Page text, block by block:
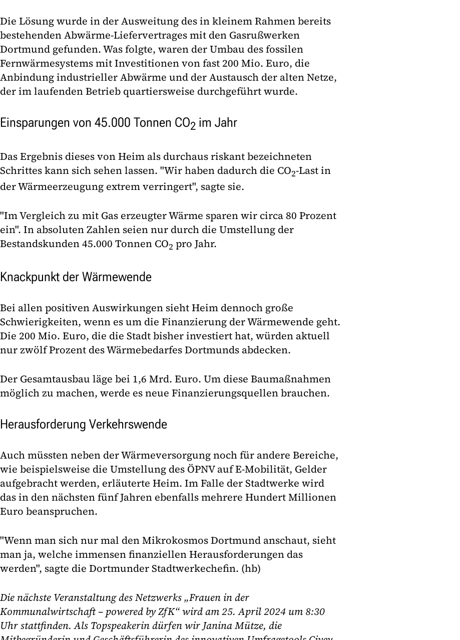
Die Lösung wurde in der Ausweitung des in kleinem Rahmen bereits
bestehenden Abwärme-Liefervertrages mit den Gasrußwerken
Dortmund gefunden. Was folgte, waren der Umbau des fossilen
Fernwärmesystems mit Investitionen von fast 200 Mio. Euro, die
Anbindung industrieller Abwärme und der Austausch der alten Netze,
der im laufenden Betrieb quartiersweise durchgeführt wurde.
Einsparungen von 45.000 Tonnen CO2 im Jahr
Das Ergebnis dieses von Heim als durchaus riskant bezeichneten
Schrittes kann sich sehen lassen. "Wir haben dadurch die CO2-Last in
der Wärmeerzeugung extrem verringert", sagte sie.
"Im Vergleich zu mit Gas erzeugter Wärme sparen wir circa 80 Prozent
ein". In absoluten Zahlen seien nur durch die Umstellung der
Bestandskunden 45.000 Tonnen CO2 pro Jahr.
Knackpunkt der Wärmewende
Bei allen positiven Auswirkungen sieht Heim dennoch große
Schwierigkeiten, wenn es um die Finanzierung der Wärmewende geht.
Die 200 Mio. Euro, die die Stadt bisher investiert hat, würden aktuell
nur zwölf Prozent des Wärmebedarfes Dortmunds abdecken.
Der Gesamtausbau läge bei 1,6 Mrd. Euro. Um diese Baumaßnahmen
möglich zu machen, werde es neue Finanzierungsquellen brauchen.
Herausforderung Verkehrswende
Auch müssten neben der Wärmeversorgung noch für andere Bereiche,
wie beispielsweise die Umstellung des ÖPNV auf E-Mobilität, Gelder
aufgebracht werden, erläuterte Heim. Im Falle der Stadtwerke wird
das in den nächsten fünf Jahren ebenfalls mehrere Hundert Millionen
Euro beanspruchen.
"Wenn man sich nur mal den Mikrokosmos Dortmund anschaut, sieht
man ja, welche immensen finanziellen Herausforderungen das
werden", sagte die Dortmunder Stadtwerkechefin. (hb)
Die nächste Veranstaltung des Netzwerks „Frauen in der
Kommunalwirtschaft – powered by ZfK“ wird am 25. April 2024 um 8:30
Uhr stattfinden. Als Topspeakerin dürfen wir Janina Mütze, die